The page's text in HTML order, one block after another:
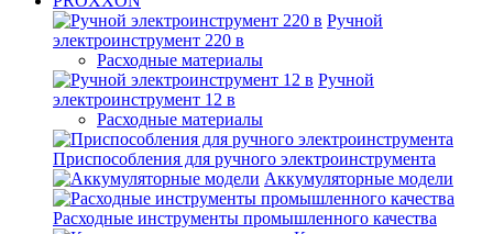
Ручной
электроинструмент 220 в
Расходные материалы
Ручной
электроинструмент 12 в
Расходные материалы
Приспособления для ручного электроинструмента
Аккумуляторные модели
Расходные инструменты промышленного качества